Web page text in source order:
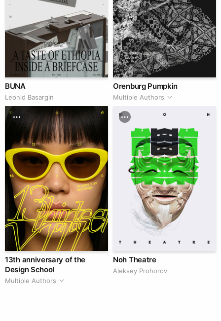
BUNA
Leonid Basargin
Orenburg Pumpkin
Multiple Authors
13th anniversary of the
Design School
Multiple Authors
Noh Theatre
Aleksey Prohorov